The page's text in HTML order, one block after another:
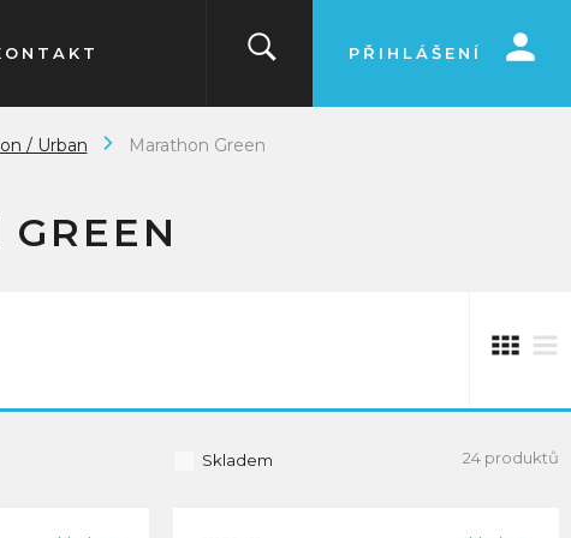
PŘIHLÁŠENÍ
/ Urban Marathon Green
Skladem 24 produktů